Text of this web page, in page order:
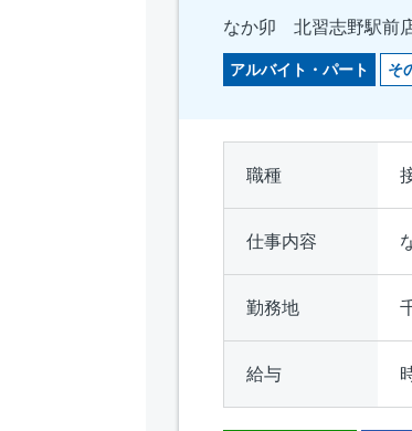
なか卯 北習志野駅前
アルバイト・パート そ
職種
仕事内容
勤務地
給与